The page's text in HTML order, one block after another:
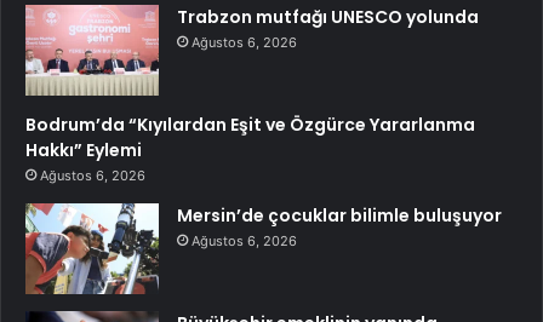
Trabzon mutfağı UNESCO yolunda
Ağustos 6, 2026
Bodrum’da “Kıyılardan Eşit ve Özgürce Yararlanma
Hakkı” Eylemi
Ağustos 6, 2026
Mersin’de çocuklar bilimle buluşuyor
Ağustos 6, 2026